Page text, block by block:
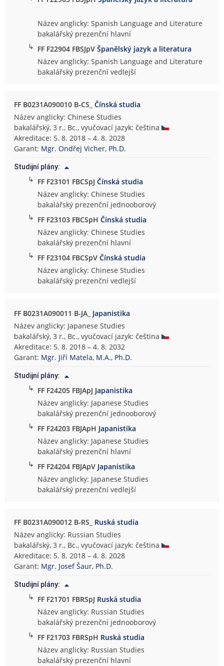
Název anglicky: Spanish Language and Literature
bakalářský prezenční hlavní
↳ FF F22904 FBSJpVŠpanělský jazyk a literatura
Název anglicky: Spanish Language and Literature
bakalářský prezenční vedlejší
FF B0231A090010 B-CS_Čínská studia
Název anglicky: Chinese Studies
bakalářský, 3 r., Bc., vyučovací jazyk: čeština
Akreditace: 5. 8. 2018 – 4. 8. 2028
Garant: Mgr. Ondřej Vicher, Ph.D.
Studijní plány:
↳ FF F23101 FBCSpJČínská studia
Název anglicky: Chinese Studies
bakalářský prezenční jednooborový
↳ FF F23103 FBCSpHČínská studia
Název anglicky: Chinese Studies
bakalářský prezenční hlavní
↳ FF F23104 FBCSpVČínská studia
Název anglicky: Chinese Studies
bakalářský prezenční vedlejší
FF B0231A090011 B-JA_ Japanistika
Název anglicky: Japanese Studies
bakalářský, 3 r., Bc., vyučovací jazyk: čeština
Akreditace: 5. 8. 2018 – 4. 8. 2032
Garant: Mgr. Jiří Matela, M.A., Ph.D.
Studijní plány:
↳ FF F24205 FBJApJ Japanistika
Název anglicky: Japanese Studies
bakalářský prezenční jednooborový
↳ FF F24203 FBJApH Japanistika
Název anglicky: Japanese Studies
bakalářský prezenční hlavní
↳ FF F24204 FBJApV Japanistika
Název anglicky: Japanese Studies
bakalářský prezenční vedlejší
FF B0231A090012 B-RS_ Ruská studia
Název anglicky: Russian Studies
bakalářský, 3 r., Bc., vyučovací jazyk: čeština
Akreditace: 5. 8. 2018 – 4. 8. 2028
Garant: Mgr. Josef Šaur, Ph.D.
Studijní plány:
↳ FF F21701 FBRSpJ Ruská studia
Název anglicky: Russian Studies
bakalářský prezenční jednooborový
↳ FF F21703 FBRSpH Ruská studia
Název anglicky: Russian Studies
bakalářský prezenční hlavní